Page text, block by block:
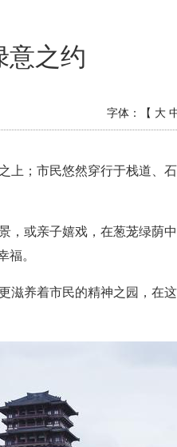
意之约
字体：【 大
上；市民悠然穿行于栈道
或亲子嬉戏，在葱茏绿荫
福。
养着市民的精神之园，在